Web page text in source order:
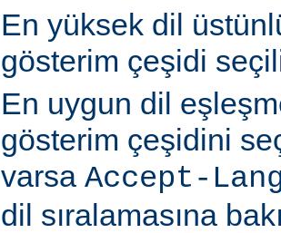
En yüksek dil
gösterim çeşidi
En uygun dil
gösterim çeşidini
varsa Accept-
dil sıralamasına